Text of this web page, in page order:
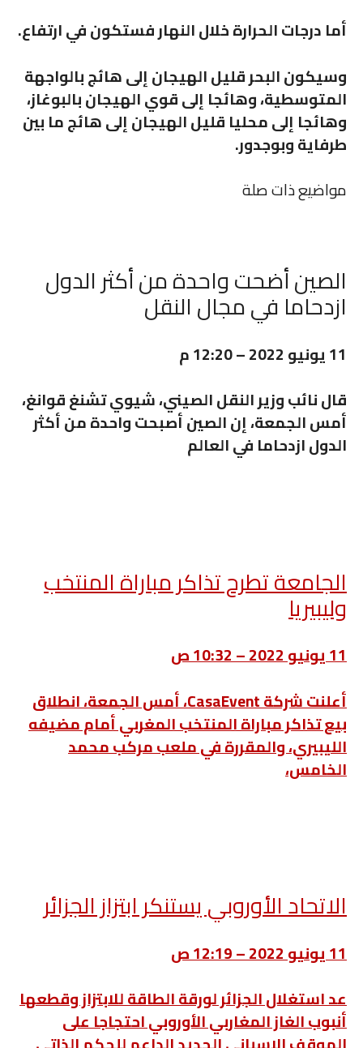
أما درجات الحرارة خلال النهار فستكون في ارتفاع.
وسيكون البحر قليل الهيجان إلى هائج بالواجهة
المتوسطية، وهائجا إلى قوي الهيجان بالبوغاز،
وهائجا إلى محليا قليل الهيجان إلى هائج ما بين
طرفاية وبوجدور.
مواضيع ذات صلة
الصين أضحت واحدة من أكثر الدول
ازدحاما في مجال النقل
11 يونيو 2022 – 12:20 م
قال نائب وزير النقل الصيني، شيوي تشنغ قوانغ،
أمس الجمعة، إن الصين أصبحت واحدة من أكثر
الدول ازدحاما في العالم
الجامعة تطرح تذاكر مباراة المنتخب
وليبيريا
11 يونيو 2022 – 10:32 ص
أعلنت شركة CasaEvent، أمس الجمعة، انطلاق
بيع تذاكر مباراة المنتخب المغربي أمام مضيفه
الليبيري، والمقررة في ملعب مركب محمد
الخامس،
الاتحاد الأوروبي يستنكر ابتزاز الجزائر
11 يونيو 2022 – 12:19 ص
عد استغلال الجزائر لورقة الطاقة للابتزاز وقطعها
أنبوب الغاز المغاربي الأوروبي احتجاجا على